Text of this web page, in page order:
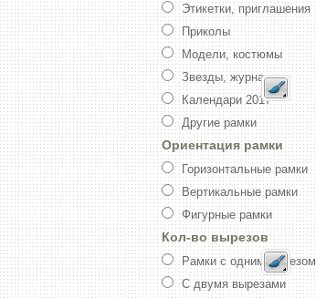
Этикетки, приглашения
Приколы
Модели, костюмы
Звезды, журналы
Календари 2017
Другие рамки
Ориентация рамки
Горизонтальные рамки
Вертикальные рамки
Фигурные рамки
Кол-во вырезов
Рамки с одним вырезом
С двумя вырезами